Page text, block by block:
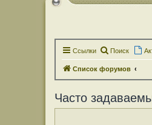
Ссылки Поиск
Список форумов
Часто